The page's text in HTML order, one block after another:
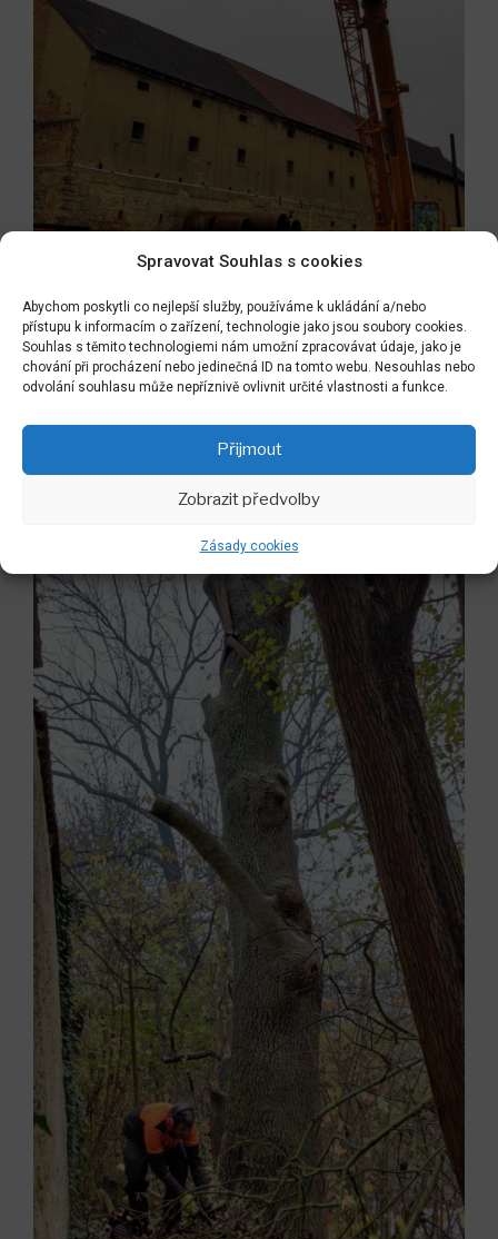
Spravovat Souhlas s cookies
Abychom poskytli co nejlepší služby, používáme k ukládání a/nebo
přístupu k informacím o zařízení, technologie jako jsou soubory cookies.
Souhlas s těmito technologiemi nám umožní zpracovávat údaje, jako je
chování při procházení nebo jedinečná ID na tomto webu. Nesouhlas nebo
odvolání souhlasu může nepříznivě ovlivnit určité vlastnosti a funkce.
Přijmout
Zobrazit předvolby
Zásady cookies